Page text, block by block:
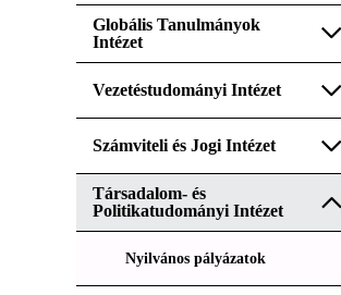
Globális Tanulmányok
Intézet
Vezetéstudományi Intézet
Számviteli és Jogi Intézet
Társadalom- és
Politikatudományi Intézet
Nyilvános pályázatok